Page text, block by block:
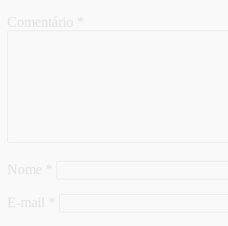
Comentário
Nome
E-mail